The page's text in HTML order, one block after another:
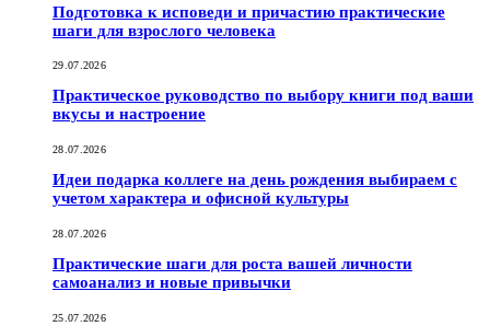
Подготовка к исповеди и причастию практические
шаги для взрослого человека
29.07.2026
Практическое руководство по выбору книги под ваши
вкусы и настроение
28.07.2026
Идеи подарка коллеге на день рождения выбираем с
учетом характера и офисной культуры
28.07.2026
Практические шаги для роста вашей личности
самоанализ и новые привычки
25.07.2026